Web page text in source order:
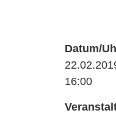
Datum/
16:00